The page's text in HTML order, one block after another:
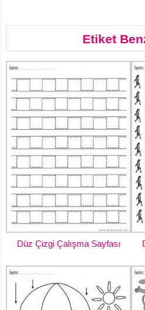
Etiket
Düz Çizgi Çalışma Sayfası